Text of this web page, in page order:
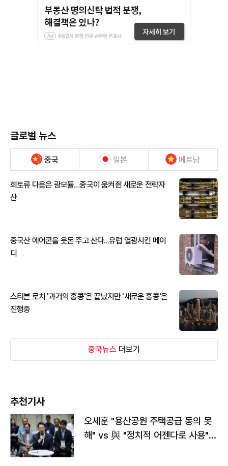
글로벌 뉴스
중국 일본 베트남
희토류 다음은 광모듈…중국이 움켜쥔 새로운 전략자
산
중국산 에어콘을 웃돈 주고 산다...유럽 열광시킨 메이
디
스티븐 로치 '과거의 홍콩'은 끝났지만 '새로운 홍콩'은
진행중
중국뉴스 더보기
추천기사
오세훈 "용산공원 주택공급 동의 못
해" vs 與 "정치적 어젠다로 사용"